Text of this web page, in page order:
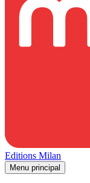
Editions Milan
Menu principal